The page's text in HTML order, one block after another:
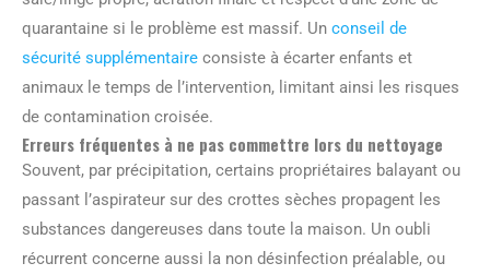
quarantaine si le problème est massif. Un conseil de
sécurité supplémentaire consiste à écarter enfants et
animaux le temps de l’intervention, limitant ainsi les risques
de contamination croisée.
Erreurs fréquentes à ne pas commettre lors du nettoyage
Souvent, par précipitation, certains propriétaires balayant ou
passant l’aspirateur sur des crottes sèches propagent les
substances dangereuses dans toute la maison. Un oubli
récurrent concerne aussi la non désinfection préalable, ou